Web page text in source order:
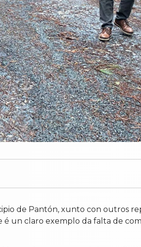
de Pantón, xunto con outros
un claro exemplo da falta de